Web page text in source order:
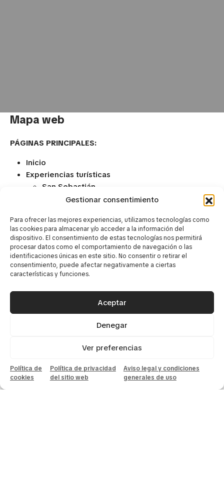
Gestionar consentimiento
Para ofrecer las mejores experiencias, utilizamos tecnologías como
las cookies para almacenar y/o acceder a la información del
dispositivo. El consentimiento de estas tecnologías nos permitirá
procesar datos como el comportamiento de navegación o las
identificaciones únicas en este sitio. No consentir o retirar el
consentimiento, puede afectar negativamente a ciertas
características y funciones.
Aceptar
Denegar
Ver preferencias
Política de
cookies
Política de privacidad
del sitio web
Aviso legal y condiciones
generales de uso
Mapa web
PÁGINAS PRINCIPALES:
Inicio
Experiencias turísticas
San Sebastián
Urdaibai
País vasco francés
Pamplona y Olite
Costa vasca: geoparque del Flych
En busca de trufas
PÁGINAS LEGALES:
Política de privacidad